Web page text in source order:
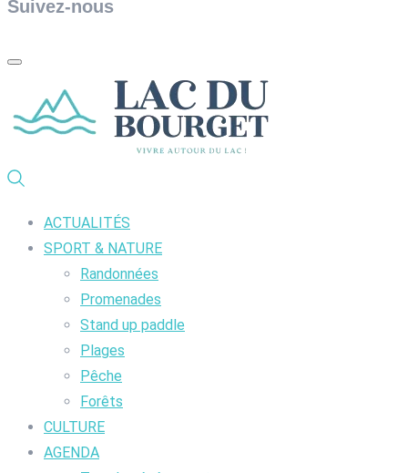
Suivez-nous
ACTUALITÉS
SPORT & NATURE
Randonnées
Promenades
Stand up paddle
Plages
Pêche
Forêts
CULTURE
AGENDA